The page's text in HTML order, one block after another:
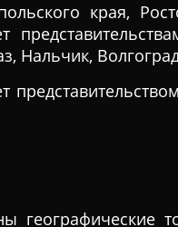
края,
Нальчик,
географические